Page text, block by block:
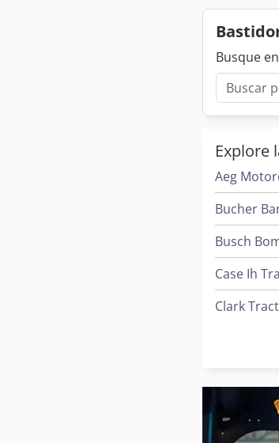
Busque
Explore
Aeg
Bucher
Busch
Case Ih
Clark
Hp
Ingersoll